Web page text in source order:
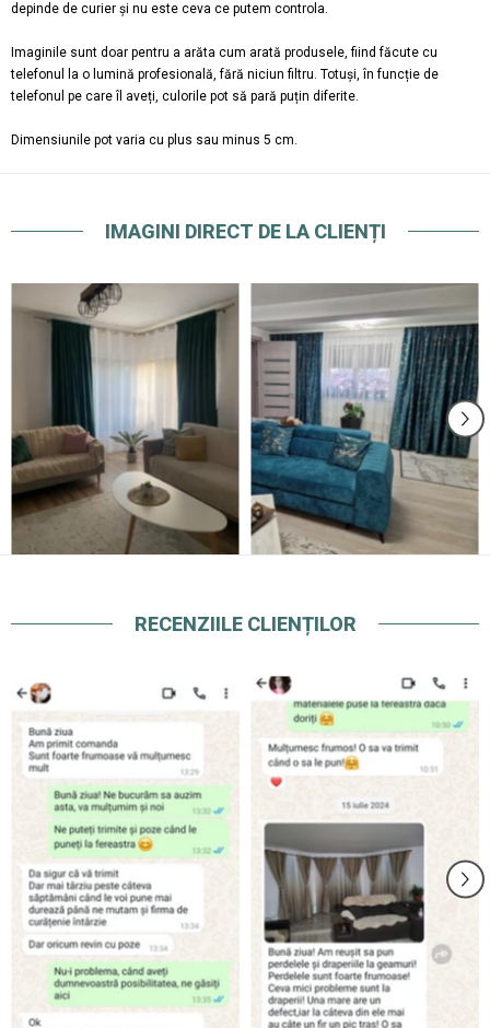
depinde de curier și nu este ceva ce putem controla.
Imaginile sunt doar pentru a arăta cum arată produsele, fiind făcute cu
telefonul la o lumină profesională, fără niciun filtru. Totuși, în funcție de
telefonul pe care îl aveți, culorile pot să pară puțin diferite.
Dimensiunile pot varia cu plus sau minus 5 cm.
IMAGINI DIRECT DE LA CLIENȚI
RECENZIILE CLIENȚILOR